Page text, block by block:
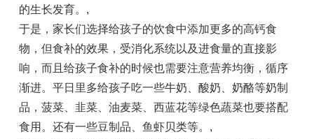
的生长发育。 ,
于是，家长们选择给孩子的饮食中添加更多的高钙食
物，但食补的效果，受消化系统以及进食量的直接影
响，而且给孩子食补的时候也需要注意营养均衡，循序
渐进。平日里多给孩子吃一些牛奶、酸奶、奶酪等奶制
品，菠菜、韭菜、油麦菜、西蓝花等绿色蔬菜也要搭配
食用。还有一些豆制品、鱼虾贝类等。 ,